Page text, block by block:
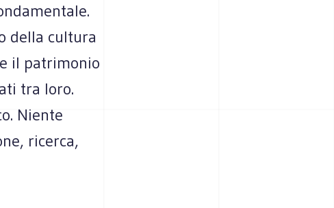
della cultura
il patrimonio
tra loro.
Niente
ricerca,